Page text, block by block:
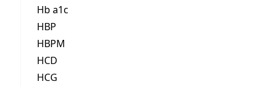
Hb a1c
HBP
HBPM
HCD
HCG